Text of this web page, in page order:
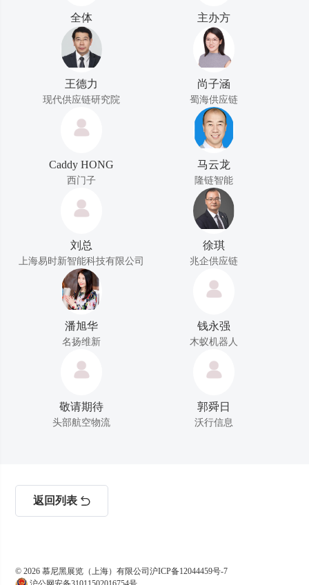
全体 主办方
王德力
现代供应链研究院
尚子涵
蜀海供应链
Caddy HONG
西门子
马云龙
隆链智能
刘总
上海易时新智能科技有限公司
徐琪
兆企供应链
潘旭华
名扬维新
钱永强
木蚁机器人
敬请期待
头部航空物流
郭舜日
沃行信息
返回列表
© 2026 慕尼黑展览（上海）有限公司沪ICP备12044459号-7